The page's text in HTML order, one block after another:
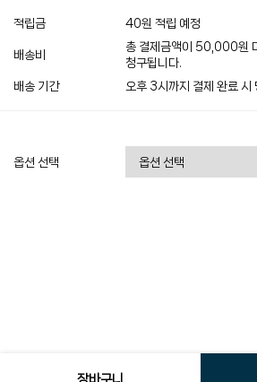
적립금 40원 적립 예정
배송비
총 결제금액이 50,000원
청구됩니다.
배송 기간
오후 3시까지 결제 완료 시
옵션 선택